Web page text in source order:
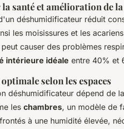
santé et amélioration de
déshumidificateur réduit
les moisissures et les
causer des problèmes
intérieure idéale entre 40% et
selon les espaces
déshumidificateur dépend de
les chambres, un modèle de
à une humidité élevée,